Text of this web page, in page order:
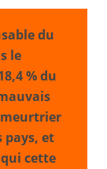
du
le
% du
meurtrier
pays, et
cette